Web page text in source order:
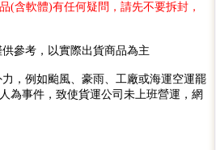
(含軟體)有任何疑問，請先不要拆封，
參考，以實際出貨商品為主
，例如颱風、豪雨、工廠或海運空運罷
為事件，致使貨運公司未上班營運，網